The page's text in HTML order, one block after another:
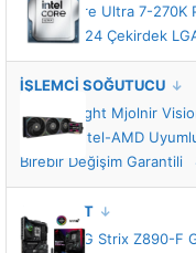
INTEL Core Ultra 7-
Önbellek 24 Çekirdek
İŞLEMCİ SOĞUTUCU
Thermalright Mjolnir
360mm Intel-AMD
Birebir Değişim Garantili
ANAKART
ASUS ROG Strix Z890-F